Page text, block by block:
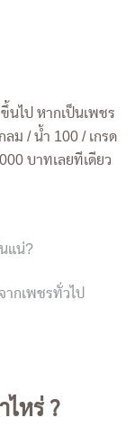
นไป หากเป็นเพชร
ลม / น้ำ 100 / เกรด
บาทเลยทีเดียว
แน่?
ากเพชรทั่วไป
ไหร่ ?